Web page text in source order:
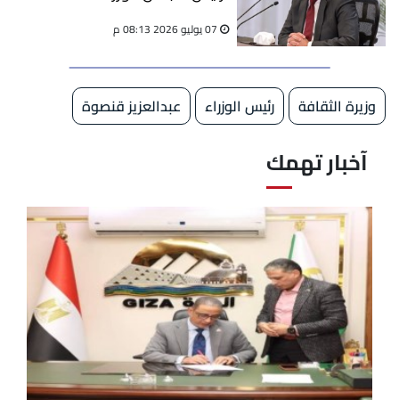
07 يوليو 2026 08:13 م
وزيرة الثقافة رئيس الوزراء عبدالعزيز قنصوة
آخبار تهمك